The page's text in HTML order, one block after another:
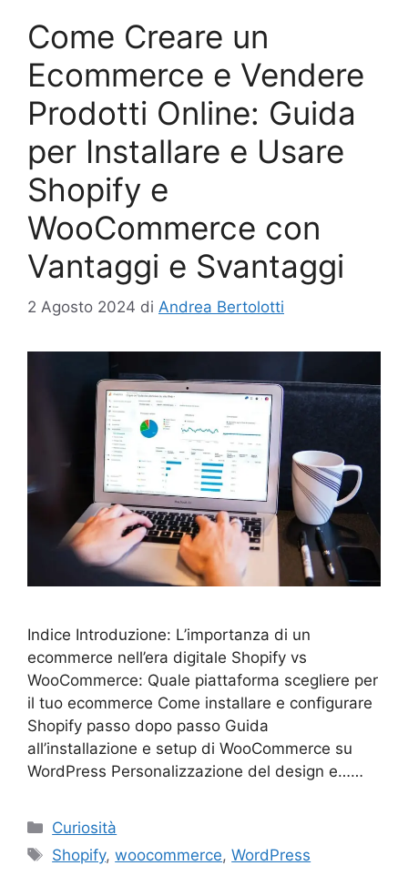
Come Creare un
Ecommerce e Vendere
Prodotti Online: Guida
per Installare e Usare
Shopify e
WooCommerce con
Vantaggi e Svantaggi
2 Agosto 2024 di Andrea Bertolotti
Indice Introduzione: L’importanza di un
ecommerce nell’era digitale Shopify vs
WooCommerce: Quale piattaforma scegliere per
il tuo ecommerce Come installare e configurare
Shopify passo dopo passo Guida
all’installazione e setup di WooCommerce su
WordPress Personalizzazione del design e……
Categorie
Curiosità
Tag
Shopify,woocommerce,WordPress